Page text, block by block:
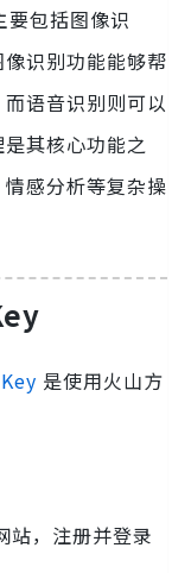
要包括图像识
识别功能能够帮
语音识别则可以
其核心功能之
感分析等复杂操
是使用火山方
站，注册并登录